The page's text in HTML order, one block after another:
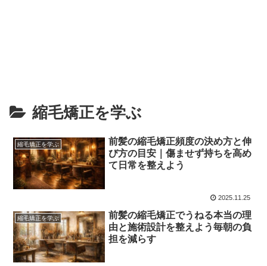
縮毛矯正を学ぶ
縮毛矯正を学ぶ
前髪の縮毛矯正頻度の決め方と伸
び方の目安｜傷ませず持ちを高め
て日常を整えよう
2025.11.25
縮毛矯正を学ぶ
前髪の縮毛矯正でうねる本当の理
由と施術設計を整えよう毎朝の負
担を減らす